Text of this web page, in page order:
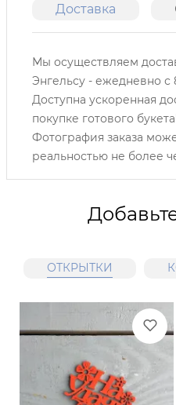
Доставка
Мы осуществляем
Энгельсу - ежедневно с
Доступна ускоренная
покупке готового
Фотография заказа
реальностью не более
ОТКРЫТКИ